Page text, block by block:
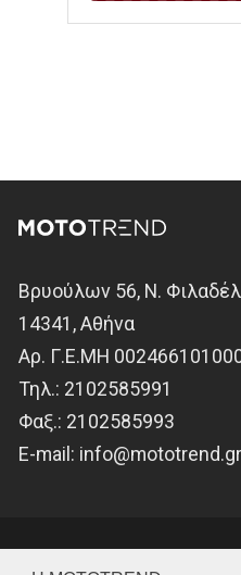
Βρυούλων 56, Ν.
14341, Αθήνα
Αρ. Γ.Ε.ΜΗ
Τηλ.: 2102585991
Φαξ.: 2102585993
Ε-mail: info@mototrend.gr